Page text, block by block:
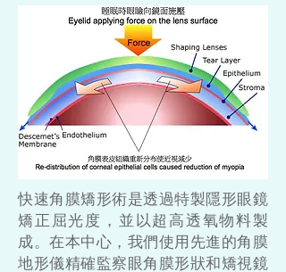
快速角膜矯形術是透過特製隱形眼鏡
矯正屈光度，並以超高透氧物料製
成。在本中心，我們使用先進的角膜
地形儀精確監察眼角膜形狀和矯視鏡